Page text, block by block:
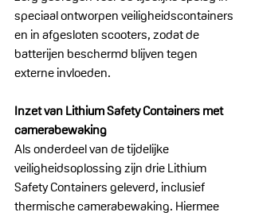
speciaal ontworpen veiligheidscontainers
en in afgesloten scooters, zodat de
batterijen beschermd blijven tegen
externe invloeden.
Inzet van Lithium Safety Containers met
camerabewaking
Als onderdeel van de tijdelijke
veiligheidsoplossing zijn drie Lithium
Safety Containers geleverd, inclusief
thermische camerabewaking. Hiermee